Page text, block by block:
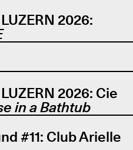
2026:
2026: Cie
in a Bathtub
#11: Club Arielle